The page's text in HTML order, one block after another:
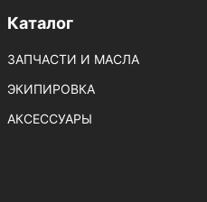
Каталог
ЗАПЧАСТИ И МАСЛА
ЭКИПИРОВКА
АКСЕССУАРЫ